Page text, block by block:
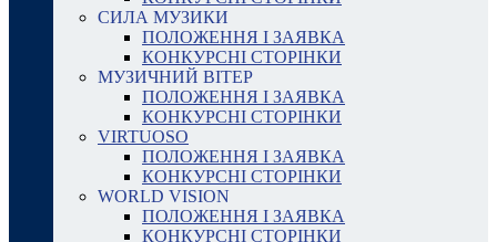
СИЛА МУЗИКИ
ПОЛОЖЕННЯ І ЗАЯВКА
КОНКУРСНІ СТОРІНКИ
МУЗИЧНИЙ ВІТЕР
ПОЛОЖЕННЯ І ЗАЯВКА
КОНКУРСНІ СТОРІНКИ
VIRTUOSO
ПОЛОЖЕННЯ І ЗАЯВКА
КОНКУРСНІ СТОРІНКИ
WORLD VISION
ПОЛОЖЕННЯ І ЗАЯВКА
КОНКУРСНІ СТОРІНКИ